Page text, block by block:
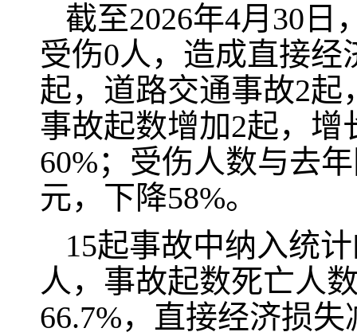
截至2026年4月30日
受伤0人，造成直接经
起，道路交通事故2
事故起数增加2起，增
60%；受伤人数与去
元，下降58%。
15起事故中纳入统
人，事故起数死亡人
66.7%，直接经济损失